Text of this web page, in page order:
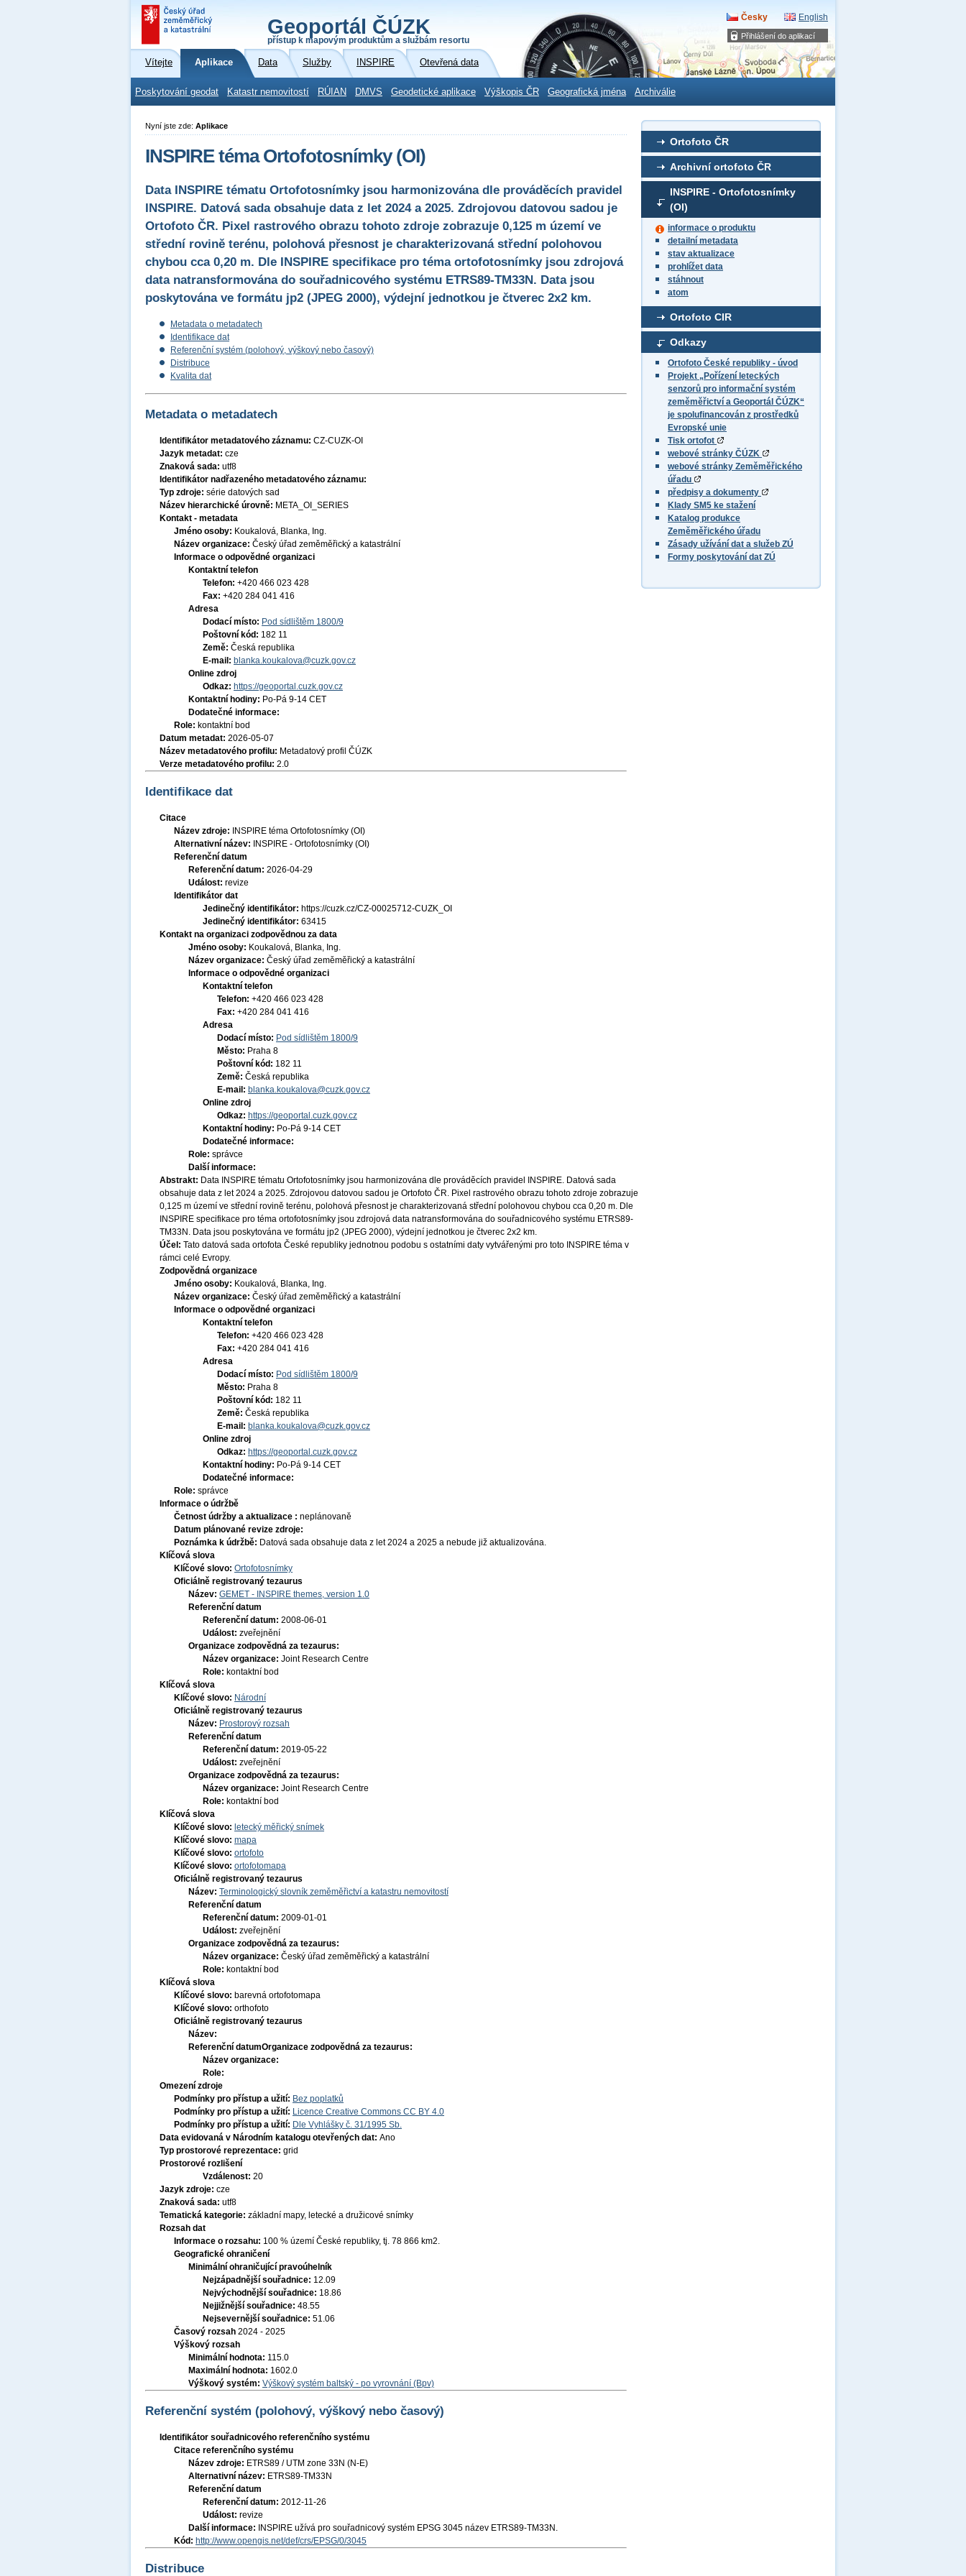
Přihlášení do aplikací
Geoportál ČÚZK
přístup k mapovým produktům a službám resortu
Česky English
Vítejte Aplikace Data Služby INSPIRE Otevřená data
Poskytování geodat Katastr nemovitostí RÚIAN DMVS Geodetické aplikace Výškopis ČR Geografická jména Archiválie
Ortofoto ČR
Archivní ortofoto ČR
INSPIRE - Ortofotosnímky
(OI)
informace o produktu
detailní metadata
stav aktualizace
prohlížet data
stáhnout
atom
Ortofoto CIR
Odkazy
Ortofoto České republiky - úvod
Projekt „Pořízení leteckých
senzorů pro informační systém
zeměměřictví a Geoportál ČÚZK“
je spolufinancován z prostředků
Evropské unie
Tisk ortofot
webové stránky ČÚZK
webové stránky Zeměměřického
úřadu
předpisy a dokumenty
Klady SM5 ke stažení
Katalog produkce
Zeměměřického úřadu
Zásady užívání dat a služeb ZÚ
Formy poskytování dat ZÚ
Nyní jste zde: Aplikace
INSPIRE téma Ortofotosnímky (OI)
Data INSPIRE tématu Ortofotosnímky jsou harmonizována dle prováděcích pravidel
INSPIRE. Datová sada obsahuje data z let 2024 a 2025. Zdrojovou datovou sadou je
Ortofoto ČR. Pixel rastrového obrazu tohoto zdroje zobrazuje 0,125 m území ve
střední rovině terénu, polohová přesnost je charakterizovaná střední polohovou
chybou cca 0,20 m. Dle INSPIRE specifikace pro téma ortofotosnímky jsou zdrojová
data natransformována do souřadnicového systému ETRS89-TM33N. Data jsou
poskytována ve formátu jp2 (JPEG 2000), výdejní jednotkou je čtverec 2x2 km.
Metadata o metadatech
Identifikace dat
Referenční systém (polohový, výškový nebo časový)
Distribuce
Kvalita dat
Metadata o metadatech
Identifikátor metadatového záznamu: CZ-CUZK-OI
Jazyk metadat: cze
Znaková sada: utf8
Identifikátor nadřazeného metadatového záznamu:
Typ zdroje: série datových sad
Název hierarchické úrovně: META_OI_SERIES
Kontakt - metadata
Jméno osoby: Koukalová, Blanka, Ing.
Název organizace: Český úřad zeměměřický a katastrální
Informace o odpovědné organizaci
Kontaktní telefon
Telefon: +420 466 023 428
Fax: +420 284 041 416
Adresa
Dodací místo: Pod sídlištěm 1800/9
Poštovní kód: 182 11
Země: Česká republika
E-mail: blanka.koukalova@cuzk.gov.cz
Online zdroj
Odkaz: https://geoportal.cuzk.gov.cz
Kontaktní hodiny: Po-Pá 9-14 CET
Dodatečné informace:
Role: kontaktní bod
Datum metadat: 2026-05-07
Název metadatového profilu: Metadatový profil ČÚZK
Verze metadatového profilu: 2.0
Identifikace dat
Citace
Název zdroje:
INSPIRE téma Ortofotosnímky (OI)
Alternativní název:
INSPIRE - Ortofotosnímky (OI)
Referenční datum
Referenční datum: 2026-04-29
Událost: revize
Identifikátor dat
Jedinečný identifikátor: https://cuzk.cz/CZ-00025712-CUZK_OI
Jedinečný identifikátor: 63415
Kontakt na organizaci zodpovědnou za data
Jméno osoby: Koukalová, Blanka, Ing.
Název organizace: Český úřad zeměměřický a katastrální
Informace o odpovědné organizaci
Kontaktní telefon
Telefon: +420 466 023 428
Fax: +420 284 041 416
Adresa
Dodací místo: Pod sídlištěm 1800/9
Město: Praha 8
Poštovní kód: 182 11
Země: Česká republika
E-mail: blanka.koukalova@cuzk.gov.cz
Online zdroj
Odkaz: https://geoportal.cuzk.gov.cz
Kontaktní hodiny: Po-Pá 9-14 CET
Dodatečné informace:
Role: správce
Další informace:
Abstrakt: Data INSPIRE tématu Ortofotosnímky jsou harmonizována dle prováděcích pravidel INSPIRE. Datová sada
obsahuje data z let 2024 a 2025. Zdrojovou datovou sadou je Ortofoto ČR. Pixel rastrového obrazu tohoto zdroje zobrazuje
0,125 m území ve střední rovině terénu, polohová přesnost je charakterizovaná střední polohovou chybou cca 0,20 m. Dle
INSPIRE specifikace pro téma ortofotosnímky jsou zdrojová data natransformována do souřadnicového systému ETRS89-
TM33N. Data jsou poskytována ve formátu jp2 (JPEG 2000), výdejní jednotkou je čtverec 2x2 km.
Účel: Tato datová sada ortofota České republiky jednotnou podobu s ostatními daty vytvářenými pro toto INSPIRE téma v
rámci celé Evropy.
Zodpovědná organizace
Jméno osoby: Koukalová, Blanka, Ing.
Název organizace: Český úřad zeměměřický a katastrální
Informace o odpovědné organizaci
Kontaktní telefon
Telefon: +420 466 023 428
Fax: +420 284 041 416
Adresa
Dodací místo: Pod sídlištěm 1800/9
Město: Praha 8
Poštovní kód: 182 11
Země: Česká republika
E-mail: blanka.koukalova@cuzk.gov.cz
Online zdroj
Odkaz: https://geoportal.cuzk.gov.cz
Kontaktní hodiny: Po-Pá 9-14 CET
Dodatečné informace:
Role: správce
Informace o údržbě
Četnost údržby a aktualizace : neplánovaně
Datum plánované revize zdroje:
Poznámka k údržbě: Datová sada obsahuje data z let 2024 a 2025 a nebude již aktualizována.
Klíčová slova
Klíčové slovo: Ortofotosnímky
Oficiálně registrovaný tezaurus
Název: GEMET - INSPIRE themes, version 1.0
Referenční datum
Referenční datum: 2008-06-01
Událost: zveřejnění
Organizace zodpovědná za tezaurus:
Název organizace: Joint Research Centre
Role: kontaktní bod
Klíčová slova
Klíčové slovo: Národní
Oficiálně registrovaný tezaurus
Název: Prostorový rozsah
Referenční datum
Referenční datum: 2019-05-22
Událost: zveřejnění
Organizace zodpovědná za tezaurus:
Název organizace: Joint Research Centre
Role: kontaktní bod
Klíčová slova
Klíčové slovo: letecký měřický snímek
Klíčové slovo: mapa
Klíčové slovo: ortofoto
Klíčové slovo: ortofotomapa
Oficiálně registrovaný tezaurus
Název: Terminologický slovník zeměměřictví a katastru nemovitostí
Referenční datum
Referenční datum: 2009-01-01
Událost: zveřejnění
Organizace zodpovědná za tezaurus:
Název organizace: Český úřad zeměměřický a katastrální
Role: kontaktní bod
Klíčová slova
Klíčové slovo: barevná ortofotomapa
Klíčové slovo: orthofoto
Oficiálně registrovaný tezaurus
Název:
Referenční datumOrganizace zodpovědná za tezaurus:
Název organizace:
Role:
Omezení zdroje
Podmínky pro přístup a užití: Bez poplatků
Podmínky pro přístup a užití: Licence Creative Commons CC BY 4.0
Podmínky pro přístup a užití: Dle Vyhlášky č. 31/1995 Sb.
Data evidovaná v Národním katalogu otevřených dat: Ano
Typ prostorové reprezentace: grid
Prostorové rozlišení
Vzdálenost: 20
Jazyk zdroje: cze
Znaková sada: utf8
Tematická kategorie: základní mapy, letecké a družicové snímky
Rozsah dat
Informace o rozsahu: 100 % území České republiky, tj. 78 866 km2.
Geografické ohraničení
Minimální ohraničující pravoúhelník
Nejzápadnější souřadnice: 12.09
Nejvýchodnější souřadnice: 18.86
Nejjižnější souřadnice: 48.55
Nejsevernější souřadnice: 51.06
Časový rozsah 2024 - 2025
Výškový rozsah
Minimální hodnota: 115.0
Maximální hodnota: 1602.0
Výškový systém: Výškový systém baltský - po vyrovnání (Bpv)
Referenční systém (polohový, výškový nebo časový)
Identifikátor souřadnicového referenčního systému
Citace referenčního systému
Název zdroje: ETRS89 / UTM zone 33N (N-E)
Alternativní název: ETRS89-TM33N
Referenční datum
Referenční datum: 2012-11-26
Událost: revize
Další informace:
INSPIRE užívá pro souřadnicový systém EPSG 3045 název ETRS89-TM33N.
Kód: http://www.opengis.net/def/crs/EPSG/0/3045
Distribuce